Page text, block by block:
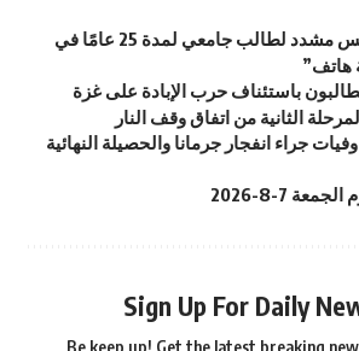
صدمة وذهول .. حبس مشدد لطالب جامعي لمدة 25 عامًا في
هاتف”
باستئناف حرب الإبادة على غزة
الثانية من اتفاق وقف النار
جراء انفجار جرمانا والحصيلة النهائية
7-8-2026
Sign Up For Daily
Be keep up! Get the latest breaking